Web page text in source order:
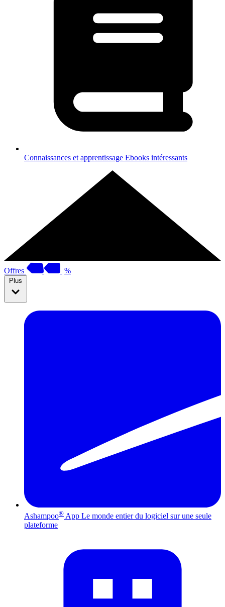
Connaissances et apprentissage Ebooks intéressants
Offres %
Plus
Ashampoo® App Le monde entier du logiciel sur une seule
plateforme